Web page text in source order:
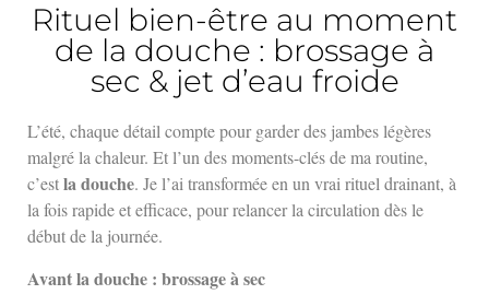
Rituel bien-être au moment
de la douche : brossage à
sec & jet d’eau froide
L’été, chaque détail compte pour garder des jambes légères
malgré la chaleur. Et l’un des moments-clés de ma routine,
c’estla douche. Je l’ai transformée en un vrai rituel drainant, à
la fois rapide et efficace, pour relancer la circulation dès le
début de la journée.
Avant la douche : brossage à sec